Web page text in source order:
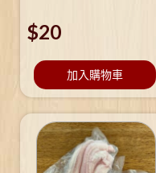
$20
加入購物車